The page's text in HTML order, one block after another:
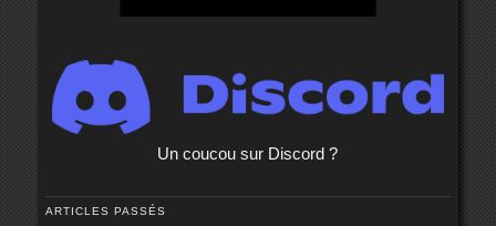
Un coucou sur Discord ?
ARTICLES PASSÉS